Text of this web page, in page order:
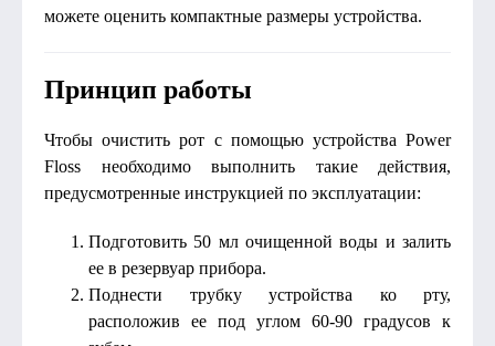
можете оценить компактные размеры устройства.
Принцип работы
Чтобы очистить рот с помощью устройства Power
Floss необходимо выполнить такие действия,
предусмотренные инструкцией по эксплуатации:
Подготовить 50 мл очищенной воды и залить
ее в резервуар прибора.
Поднести трубку устройства ко рту,
расположив ее под углом 60-90 градусов к